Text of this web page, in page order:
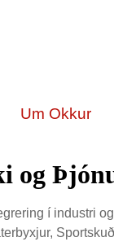
Um Okkur
í industri